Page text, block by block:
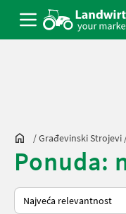
/Građevinski Strojevi
Ponuda:
Način na koji sortira